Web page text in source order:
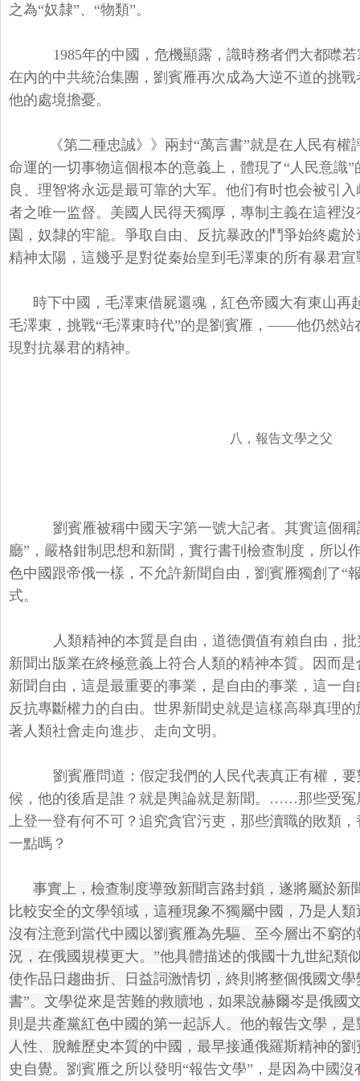
之為“奴隸”、“物類”。
1985年的中國，危機顯露，識時務者們大都噤
在內的中共統治集團，劉賓雁再次成為大逆不道的挑
他的處境擔憂。
《第二種忠誠》》兩封“萬言書”就是在人民有
命運的一切事物這個根本的意義上，體現了“人民意識
良、理智将永远是最可靠的大军。他们有时也会被引
者之唯一监督。美國人民得天獨厚，專制主義在這裡
園，奴隸的牢籠。爭取自由、反抗暴政的鬥爭始終處
精神太陽，這幾乎是對從秦始皇到毛澤東的所有暴君宣
時下中國，毛澤東借屍還魂，紅色帝國大有東山再
毛澤東，挑戰“毛澤東時代”的是劉賓雁，——他仍然站
現對抗暴君的精神。
八，報告文學之父
劉賓雁被稱中國天字第一號大記者。其實這個
廳”，嚴格鉗制思想和新聞，實行書刊檢查制度，所以
色中國跟帝俄一樣，不允許新聞自由，劉賓雁獨創了“
式。
人類精神的本質是自由，道德價值有賴自由，
新聞出版業在終極意義上符合人類的精神本質。因而
新聞自由，這是最重要的事業，是自由的事業，這一
反抗專斷權力的自由。世界新聞史就是這樣高舉真理
著人類社會走向進步、走向文明。
劉賓雁問道：假定我們的人民代表真正有權，
候，他的後盾是誰？就是輿論就是新聞。……那些受冤
上登一登有何不可？追究貪官污吏，那些瀆職的敗類
一點嗎？
事實上，檢查制度導致新聞言路封鎖，遂將屬於
比較安全的文學領域，這種現象不獨屬中國，乃是人
沒有注意到當代中國以劉賓雁為先驅、至今層出不窮
況，在俄國規模更大。”他具體描述的俄國十九世紀類
使作品日趨曲折、日益詞激情切，終則將整個俄國文
書”。文學從來是苦難的救贖地，如果說赫爾岑是俄國
則是共產黨紅色中國的第一起訴人。他的報告文學，
人性、脫離歷史本質的中國，最早接通俄羅斯精神的
史自覺。 劉賓雁之所以發明“報告文學”，是因為中國